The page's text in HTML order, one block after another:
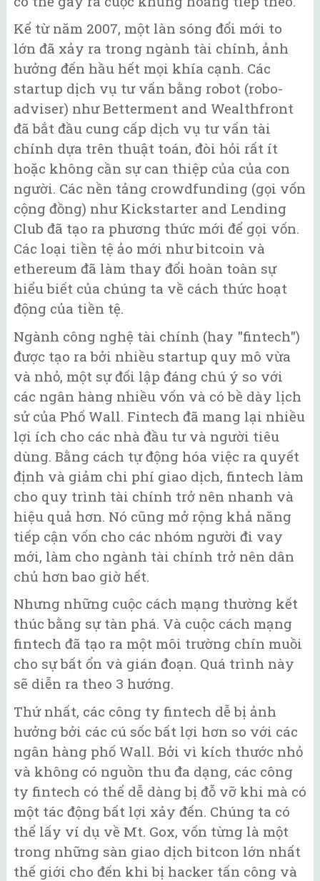
Kể từ năm 2007, một làn sóng đổi mới to
lớn đã xảy ra trong ngành tài chính, ảnh
hưởng đến hầu hết mọi khía cạnh. Các
startup dịch vụ tư vấn bằng robot (robo-
adviser) như Betterment and Wealthfront
đã bắt đầu cung cấp dịch vụ tư vấn tài
chính dựa trên thuật toán, đòi hỏi rất ít
hoặc không cần sự can thiệp của của con
người. Các nền tảng crowdfunding (gọi vốn
cộng đồng) như Kickstarter and Lending
Club đã tạo ra phương thức mới để gọi vốn.
Các loại tiền tệ ảo mới như bitcoin và
ethereum đã làm thay đổi hoàn toàn sự
hiểu biết của chúng ta về cách thức hoạt
động của tiền tệ.
Ngành công nghệ tài chính (hay "fintech")
được tạo ra bởi nhiều startup quy mô vừa
và nhỏ, một sự đối lập đáng chú ý so với
các ngân hàng nhiều vốn và có bề dày lịch
sử của Phố Wall. Fintech đã mang lại nhiều
lợi ích cho các nhà đầu tư và người tiêu
dùng. Bằng cách tự động hóa việc ra quyết
định và giảm chi phí giao dịch, fintech làm
cho quy trình tài chính trở nên nhanh và
hiệu quả hơn. Nó cũng mở rộng khả năng
tiếp cận vốn cho các nhóm người đi vay
mới, làm cho ngành tài chính trở nên dân
chủ hơn bao giờ hết.
Nhưng những cuộc cách mạng thường kết
thúc bằng sự tàn phá. Và cuộc cách mạng
fintech đã tạo ra một môi trường chín muồi
cho sự bất ổn và gián đoạn. Quá trình này
sẽ diễn ra theo 3 hướng.
Thứ nhất, các công ty fintech dễ bị ảnh
hưởng bởi các cú sốc bất lợi hơn so với các
ngân hàng phố Wall. Bởi vì kích thước nhỏ
và không có nguồn thu đa dạng, các công
ty fintech có thể dễ dàng bị đỗ vỡ khi mà có
một tác động bất lợi xảy đến. Chúng ta có
thể lấy ví dụ về Mt. Gox, vốn từng là một
trong những sàn giao dịch bitcon lớn nhất
thế giới cho đến khi bị hacker tấn công và